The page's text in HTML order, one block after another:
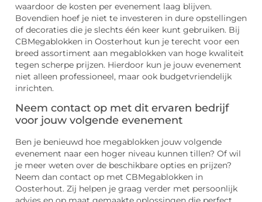
waardoor de kosten per evenement laag blijven.
Bovendien hoef je niet te investeren in dure opstellingen
of decoraties die je slechts één keer kunt gebruiken. Bij
CBMegablokken in Oosterhout kun je terecht voor een
breed assortiment aan megablokken van hoge kwaliteit
tegen scherpe prijzen. Hierdoor kun je jouw evenement
niet alleen professioneel, maar ook budgetvriendelijk
inrichten.
Neem contact op met dit ervaren bedrijf
voor jouw volgende evenement
Ben je benieuwd hoe megablokken jouw volgende
evenement naar een hoger niveau kunnen tillen? Of wil
je meer weten over de beschikbare opties en prijzen?
Neem dan contact op met CBMegablokken in
Oosterhout. Zij helpen je graag verder met persoonlijk